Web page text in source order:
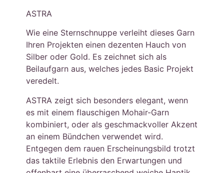
ASTRA
Wie eine Sternschnuppe verleiht dieses Garn
Ihren Projekten einen dezenten Hauch von
Silber oder Gold. Es zeichnet sich als
Beilaufgarn aus, welches jedes Basic Projekt
veredelt.
ASTRA zeigt sich besonders elegant, wenn
es mit einem flauschigen Mohair-Garn
kombiniert, oder als geschmackvoller Akzent
an einem Bündchen verwendet wird.
Entgegen dem rauen Erscheinungsbild trotzt
das taktile Erlebnis den Erwartungen und